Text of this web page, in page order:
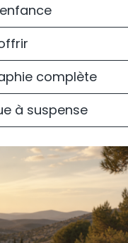
complète
à suspense